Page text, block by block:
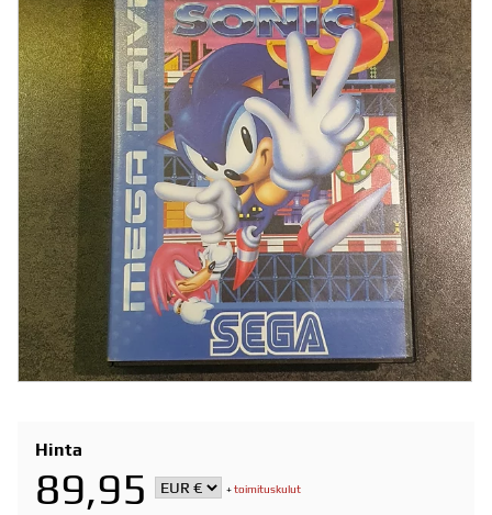
Hinta
89,95 +toimituskulut